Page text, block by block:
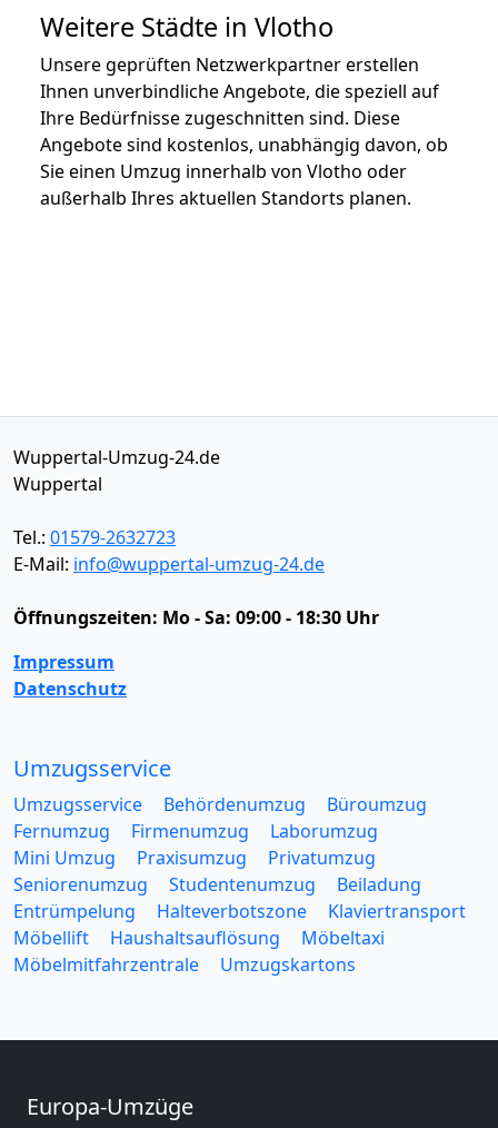
Weitere Städte in Vlotho
Unsere geprüften Netzwerkpartner erstellen
Ihnen unverbindliche Angebote, die speziell auf
Ihre Bedürfnisse zugeschnitten sind. Diese
Angebote sind kostenlos, unabhängig davon, ob
Sie einen Umzug innerhalb von Vlotho oder
außerhalb Ihres aktuellen Standorts planen.
Wuppertal-Umzug-24.de
Wuppertal
Tel.: 01579-2632723
E-Mail: info@wuppertal-umzug-24.de
Öffnungszeiten: Mo - Sa: 09:00 - 18:30 Uhr
Impressum
Datenschutz
Umzugsservice
Umzugsservice Behördenumzug
Büroumzug
Fernumzug
Firmenumzug
Laborumzug
Mini Umzug
Praxisumzug
Privatumzug
Seniorenumzug
Studentenumzug
Beiladung
Entrümpelung
Halteverbotszone
Klaviertransport
Möbellift
Haushaltsauflösung
Möbeltaxi
Möbelmitfahrzentrale
Umzugskartons
Europa-Umzüge